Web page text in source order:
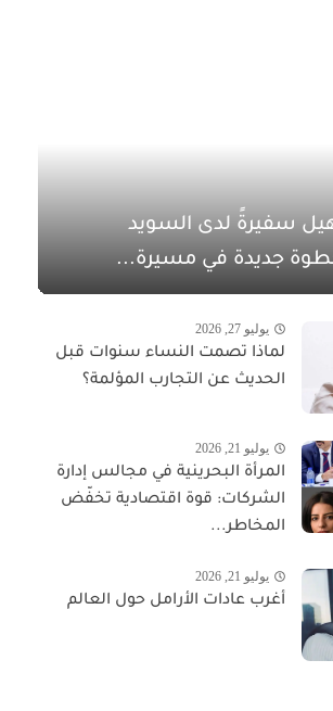
سفيرةً لدى السويد
جديدة في مسيرة...
يوليو 27, 2026
لماذا تصمت النساء سنوات قبل
الحديث عن التجارب المؤلمة؟
يوليو 21, 2026
المرأة البحرينية في مجالس إدارة
الشركات: قوة اقتصادية تخفّض
المخاطر...
يوليو 21, 2026
أغرب عادات الأرامل حول العالم